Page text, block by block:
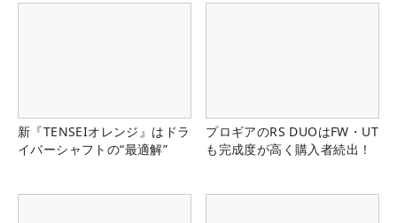
新『TENSEIオレンジ』はドラ
イバーシャフトの“最適解”
プロギアのRS DUOはFW・UT
も完成度が高く購入者続出！